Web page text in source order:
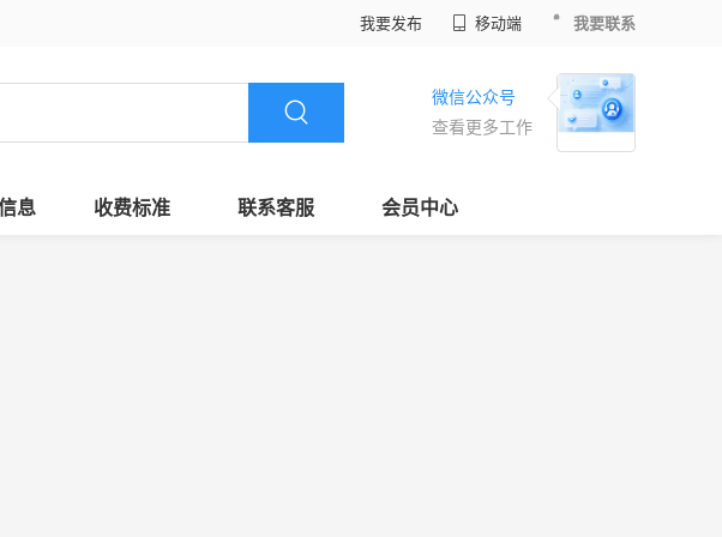
我要发布 移动端 我要联系
微信公众号
查看更多工作
息 收费标准 联系客服 会员中心